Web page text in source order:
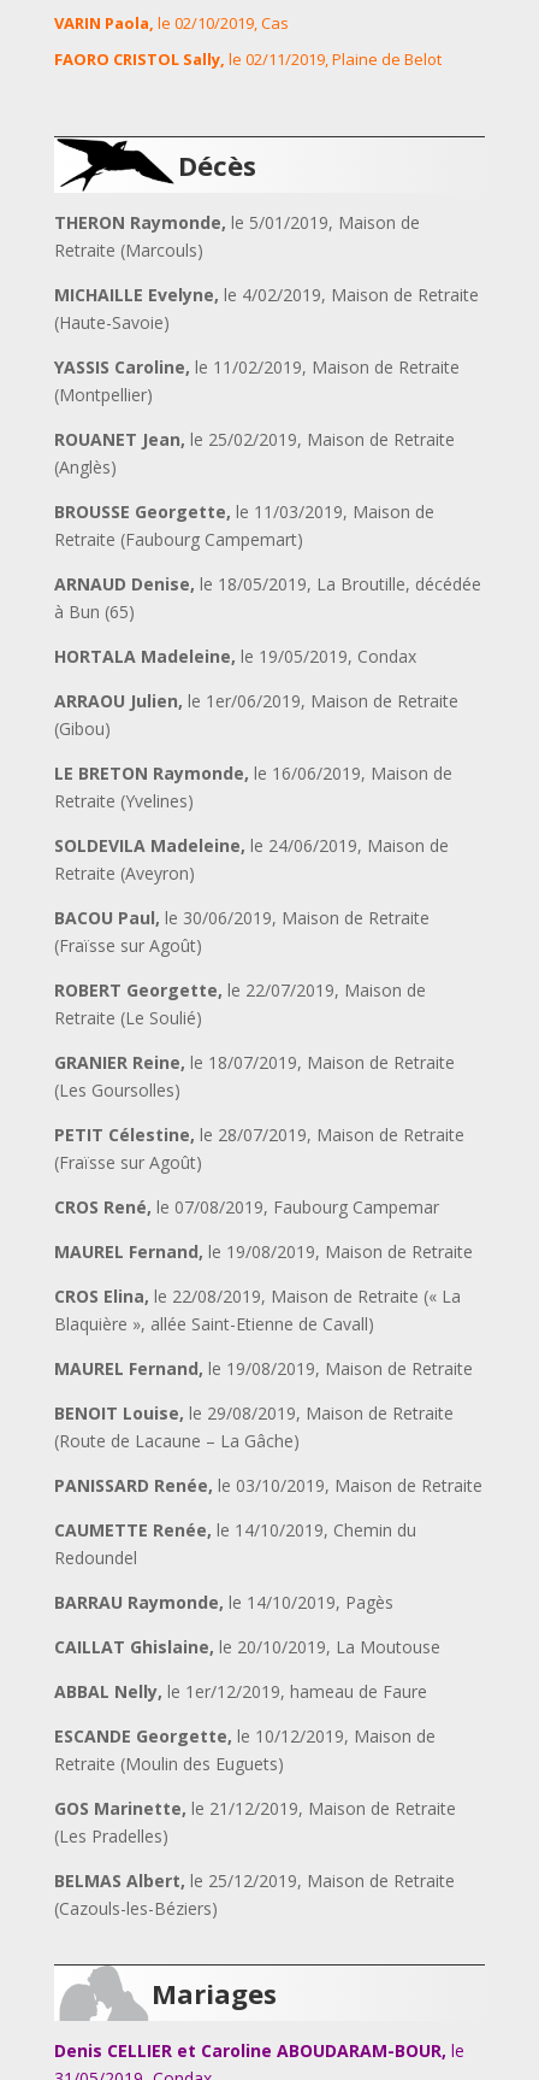
VARIN Paola, le 02/10/2019, Cas
FAORO CRISTOL Sally, le 02/11/2019, Plaine de Belot
Décès
THERON Raymonde, le 5/01/2019, Maison de
Retraite (Marcouls)
MICHAILLE Evelyne, le 4/02/2019, Maison de Retraite
(Haute-Savoie)
YASSIS Caroline, le 11/02/2019, Maison de Retraite
(Montpellier)
ROUANET Jean, le 25/02/2019, Maison de Retraite
(Anglès)
BROUSSE Georgette, le 11/03/2019, Maison de
Retraite (Faubourg Campemart)
ARNAUD Denise, le 18/05/2019, La Broutille, décédée
à Bun (65)
HORTALA Madeleine, le 19/05/2019, Condax
ARRAOU Julien, le 1er/06/2019, Maison de Retraite
(Gibou)
LE BRETON Raymonde, le 16/06/2019, Maison de
Retraite (Yvelines)
SOLDEVILA Madeleine, le 24/06/2019, Maison de
Retraite (Aveyron)
BACOU Paul, le 30/06/2019, Maison de Retraite
(Fraïsse sur Agoût)
ROBERT Georgette, le 22/07/2019, Maison de
Retraite (Le Soulié)
GRANIER Reine, le 18/07/2019, Maison de Retraite
(Les Goursolles)
PETIT Célestine, le 28/07/2019, Maison de Retraite
(Fraïsse sur Agoût)
CROS René, le 07/08/2019, Faubourg Campemar
MAUREL Fernand, le 19/08/2019, Maison de Retraite
CROS Elina, le 22/08/2019, Maison de Retraite (« La
Blaquière », allée Saint-Etienne de Cavall)
MAUREL Fernand, le 19/08/2019, Maison de Retraite
BENOIT Louise, le 29/08/2019, Maison de Retraite
(Route de Lacaune – La Gâche)
PANISSARD Renée, le 03/10/2019, Maison de Retraite
CAUMETTE Renée, le 14/10/2019, Chemin du
Redoundel
BARRAU Raymonde, le 14/10/2019, Pagès
CAILLAT Ghislaine, le 20/10/2019, La Moutouse
ABBAL Nelly, le 1er/12/2019, hameau de Faure
ESCANDE Georgette, le 10/12/2019, Maison de
Retraite (Moulin des Euguets)
GOS Marinette, le 21/12/2019, Maison de Retraite
(Les Pradelles)
BELMAS Albert, le 25/12/2019, Maison de Retraite
(Cazouls-les-Béziers)
Mariages
Denis CELLIER et Caroline ABOUDARAM-BOUR, le